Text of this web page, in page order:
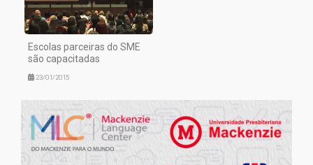
Escolas parceiras do SME
são capacitadas
23/01/2015